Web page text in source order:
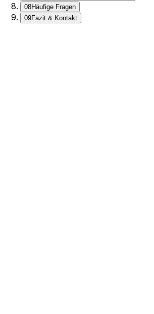
08Häufige Fragen
09Fazit & Kontakt